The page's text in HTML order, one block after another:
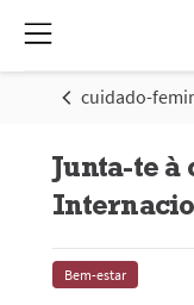
cuidado-
Junta-te à
Bem-estar